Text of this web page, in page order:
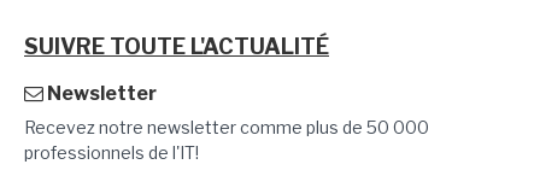
SUIVRE TOUTE L'ACTUALITÉ
Newsletter
Recevez notre newsletter comme plus de 50 000
professionnels de l'IT!